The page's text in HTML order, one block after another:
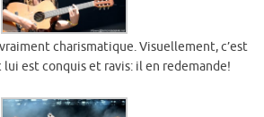
charismatique. Visuellement, c’est
est conquis et ravis: il en redemande!